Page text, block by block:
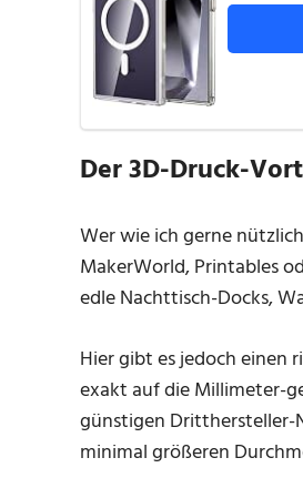
Der 3D-Druck-
Wer wie ich gerne
MakerWorld, Printables
edle Nachttisch-Docks,
Hier gibt es jedoch einen
exakt auf die Millimeter-
günstigen Dritthersteller-
minimal größeren